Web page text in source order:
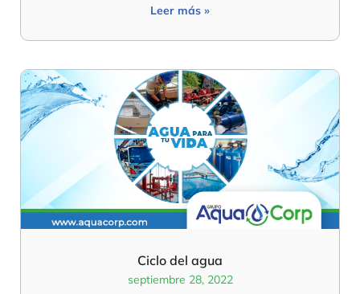
Leer más »
Ciclo del agua
septiembre 28, 2022